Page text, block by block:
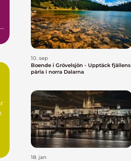
10. sep
Boende i Grövelsjön - Upptäck fjällens
pärla i norra Dalarna
18. jan